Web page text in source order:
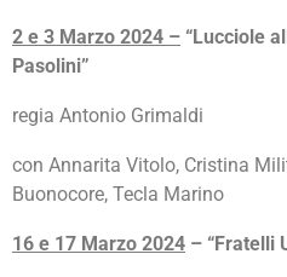
2 e 3 Marzo 2024 – “Lucciole
Pasolini”
regia Antonio Grimaldi
con Annarita Vitolo, Cristina
Buonocore, Tecla Marino
16 e 17 Marzo 2024 – “Fratelli